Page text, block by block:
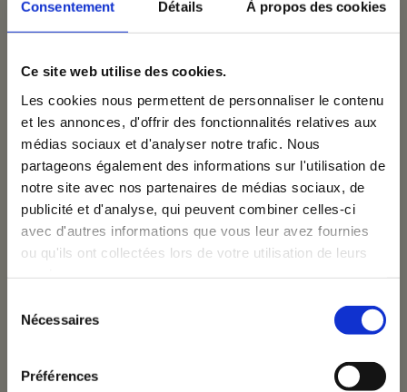
Consentement Détails À propos des cookies
Ce site web utilise des cookies.
Les cookies nous permettent de personnaliser le contenu
et les annonces, d'offrir des fonctionnalités relatives aux
médias sociaux et d'analyser notre trafic. Nous
partageons également des informations sur l'utilisation de
notre site avec nos partenaires de médias sociaux, de
publicité et d'analyse, qui peuvent combiner celles-ci
avec d'autres informations que vous leur avez fournies
ou qu'ils ont collectées lors de votre utilisation de leurs
Nécessaires
Préférences
Inscrivez-vous à notre
newsletter
Email
Je donne à VOUS Agency la permission de